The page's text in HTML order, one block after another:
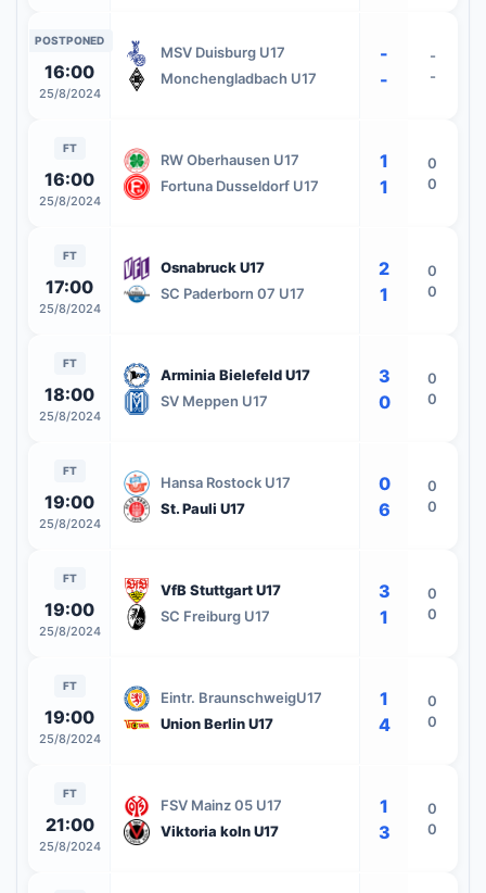
POSTPONED
16:00
25/8/2024
MSV Duisburg U17
Monchengladbach U17
-
-
-
-
FT
16:00
25/8/2024
RW Oberhausen U17
Fortuna Dusseldorf U17
1
1
0
0
FT
17:00
25/8/2024
Osnabruck U17
SC Paderborn 07 U17
2
1
0
0
FT
18:00
25/8/2024
Arminia Bielefeld U17
SV Meppen U17
3
0
0
0
FT
19:00
25/8/2024
Hansa Rostock U17
St. Pauli U17
0
6
0
0
FT
19:00
25/8/2024
VfB Stuttgart U17
SC Freiburg U17
3
1
0
0
FT
19:00
25/8/2024
Eintr. BraunschweigU17
Union Berlin U17
1
4
0
0
FT
21:00
25/8/2024
FSV Mainz 05 U17
Viktoria koln U17
1
3
0
0